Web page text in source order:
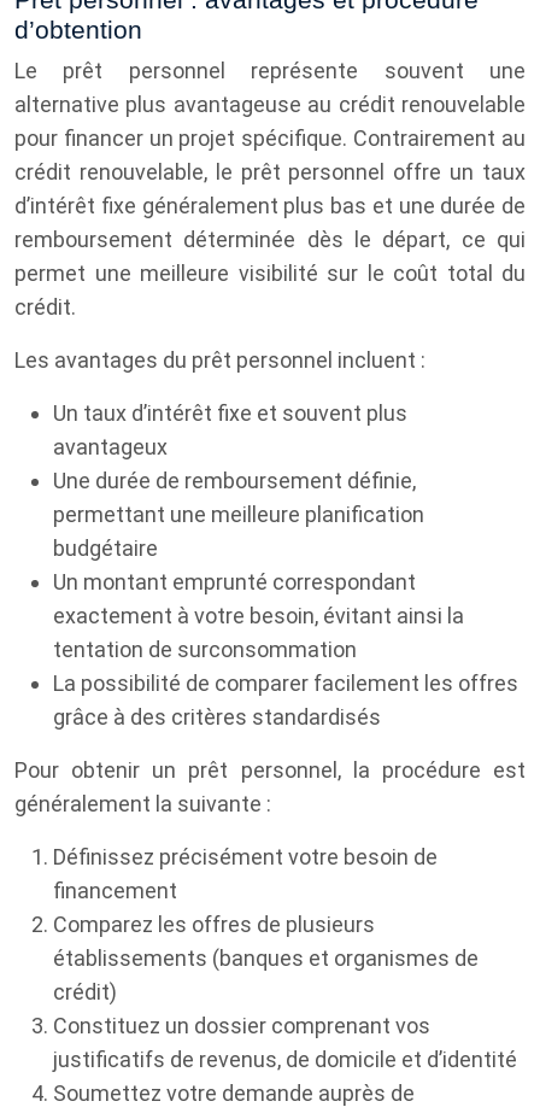
d’obtention
Le prêt personnel représente souvent une
alternative plus avantageuse au crédit renouvelable
pour financer un projet spécifique. Contrairement au
crédit renouvelable, le prêt personnel offre un taux
d’intérêt fixe généralement plus bas et une durée de
remboursement déterminée dès le départ, ce qui
permet une meilleure visibilité sur le coût total du
crédit.
Les avantages du prêt personnel incluent :
Un taux d’intérêt fixe et souvent plus
avantageux
Une durée de remboursement définie,
permettant une meilleure planification
budgétaire
Un montant emprunté correspondant
exactement à votre besoin, évitant ainsi la
tentation de surconsommation
La possibilité de comparer facilement les offres
grâce à des critères standardisés
Pour obtenir un prêt personnel, la procédure est
généralement la suivante :
Définissez précisément votre besoin de
financement
Comparez les offres de plusieurs
établissements (banques et organismes de
crédit)
Constituez un dossier comprenant vos
justificatifs de revenus, de domicile et d’identité
Soumettez votre demande auprès de